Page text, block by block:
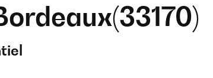
(33170)